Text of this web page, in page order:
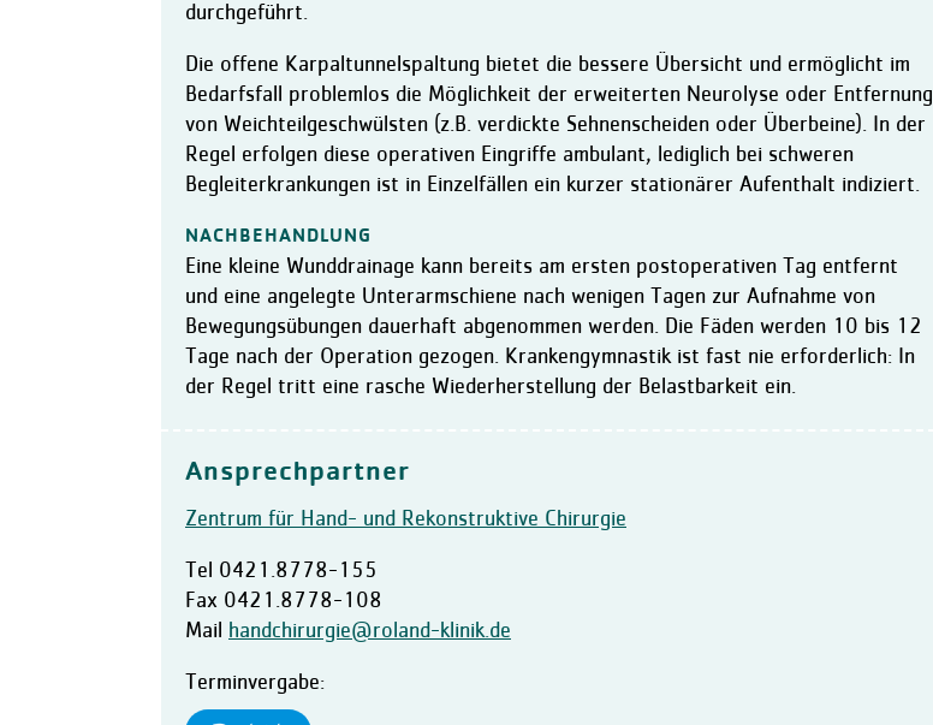
durchgeführt.
Die offene Karpaltunnelspaltung bietet die bessere Übersicht und ermöglicht im
Bedarfsfall problemlos die Möglichkeit der erweiterten Neurolyse oder Entfernung
von Weichteilgeschwülsten (z.B. verdickte Sehnenscheiden oder Überbeine). In der
Regel erfolgen diese operativen Eingriffe ambulant, lediglich bei schweren
Begleiterkrankungen ist in Einzelfällen ein kurzer stationärer Aufenthalt indiziert.
NACHBEHANDLUNG
Eine kleine Wunddrainage kann bereits am ersten postoperativen Tag entfernt
und eine angelegte Unterarmschiene nach wenigen Tagen zur Aufnahme von
Bewegungsübungen dauerhaft abgenommen werden. Die Fäden werden 10 bis 12
Tage nach der Operation gezogen. Krankengymnastik ist fast nie erforderlich: In
der Regel tritt eine rasche Wiederherstellung der Belastbarkeit ein.
Ansprechpartner
Zentrum für Hand- und Rekonstruktive Chirurgie
Tel
0421.8778-155
Fax 0421.8778-108
Mail
handchirurgie@roland-klinik.de
Terminvergabe: